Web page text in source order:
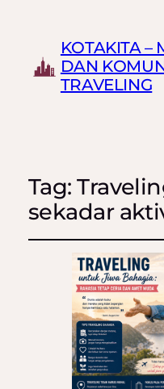
KOTAKITA –
DAN
TRAVELING
Tag:
sekadar